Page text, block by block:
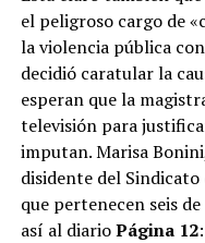
el peligroso cargo de
la violencia pública
decidió caratular la
esperan que la
televisión para
imputan. Marisa
disidente del
que pertenecen seis
así al diarioPágina 12: